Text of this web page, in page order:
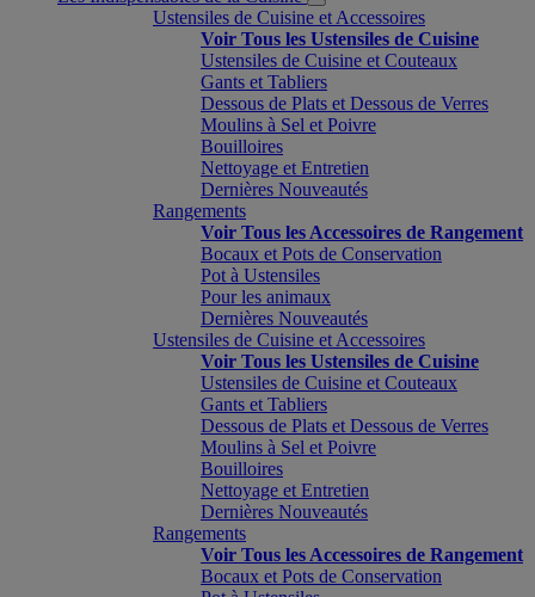
Ustensiles de Cuisine et Accessoires
Voir Tous les Ustensiles de Cuisine
Ustensiles de Cuisine et Couteaux
Gants et Tabliers
Dessous de Plats et Dessous de Verres
Moulins à Sel et Poivre
Bouilloires
Nettoyage et Entretien
Dernières Nouveautés
Rangements
Voir Tous les Accessoires de Rangement
Bocaux et Pots de Conservation
Pot à Ustensiles
Pour les animaux
Dernières Nouveautés
Ustensiles de Cuisine et Accessoires
Voir Tous les Ustensiles de Cuisine
Ustensiles de Cuisine et Couteaux
Gants et Tabliers
Dessous de Plats et Dessous de Verres
Moulins à Sel et Poivre
Bouilloires
Nettoyage et Entretien
Dernières Nouveautés
Rangements
Voir Tous les Accessoires de Rangement
Bocaux et Pots de Conservation